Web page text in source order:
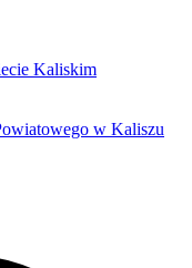
Kaliskim
w Kaliszu